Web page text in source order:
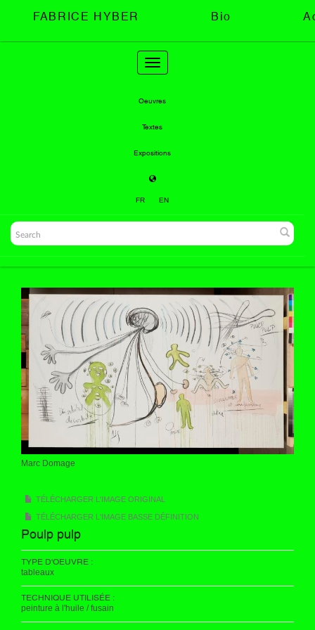
FABRICE HYBER Bio
Toggle
navigation
Oeuvres
Textes
Expositions
FR EN
Marc Domage
TÉLÉCHARGER L'IMAGE ORIGINAL
TÉLÉCHARGER L'IMAGE BASSE DÉFINITION
Poulp pulp
TYPE D'OEUVRE :
tableaux
TECHNIQUE UTILISÉE :
peinture à l'huile / fusain